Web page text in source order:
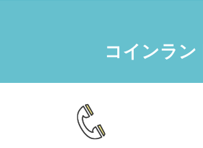
コインラン